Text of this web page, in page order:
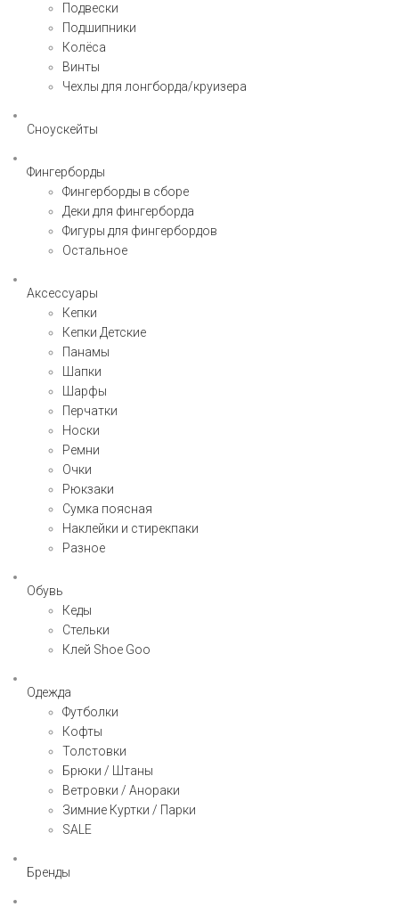
Подвески
Подшипники
Колёса
Винты
Чехлы для лонгборда/круизера
Сноускейты
Фингерборды
Фингерборды в сборе
Деки для фингерборда
Фигуры для фингербордов
Остальное
Аксессуары
Кепки
Кепки Детские
Панамы
Шапки
Шарфы
Перчатки
Носки
Ремни
Очки
Рюкзаки
Сумка поясная
Наклейки и стирекпаки
Разное
Обувь
Кеды
Стельки
Клей Shoe Goo
Одежда
Футболки
Кофты
Толстовки
Брюки / Штаны
Ветровки / Анораки
Зимние Куртки / Парки
SALE
Бренды